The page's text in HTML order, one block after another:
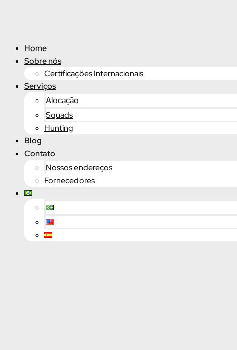
conteúdo
Home
Sobre nós
Certificações Internacionais
Serviços
Alocação
Squads
Hunting
Blog
Contato
Nossos endereços
Fornecedores